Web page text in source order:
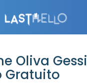
Oliva Gessi
Gratuito